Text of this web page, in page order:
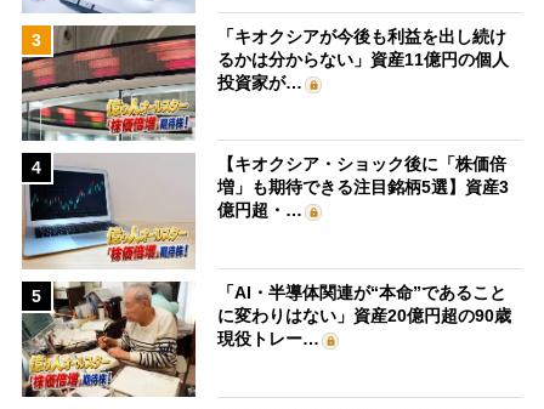
3
「キオクシアが今後も利益を出し続け
るかは分からない」資産11億円の個人
投資家が…
4
【キオクシア・ショック後に「株価倍
増」も期待できる注目銘柄5選】資産3
億円超・…
5
「AI・半導体関連が“本命”であること
に変わりはない」資産20億円超の90歳
現役トレー…